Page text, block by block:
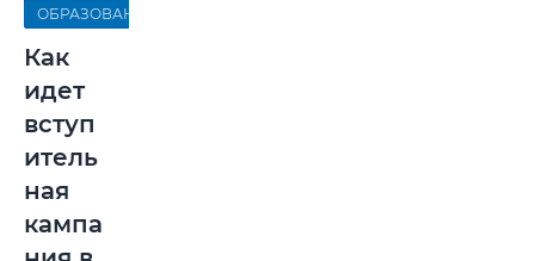
ОБРАЗОВАНИЕ
Как
идет
вступ
итель
ная
кампа